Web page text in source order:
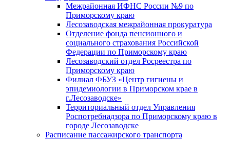
Межрайонная ИФНС России №9 по
Приморскому краю
Лесозаводская межрайонная прокуратура
Отделение фонда пенсионного и
социального страхования Российской
Федерации по Приморскому краю
Лесозаводский отдел Росреестра по
Приморскому краю
Филиал ФБУЗ «Центр гигиены и
эпидемиологии в Приморском крае в
г.Лесозаводске»
Территориальный отдел Управления
Роспотребнадзора по Приморскому краю в
городе Лесозаводске
Расписание пассажирского транспорта